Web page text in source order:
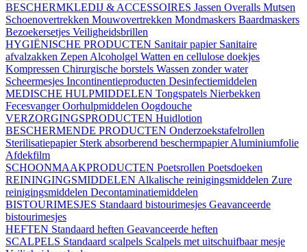
BESCHERMKLEDIJ & ACCESSOIRES Jassen Overalls Mutsen
Schoenovertrekken Mouwovertrekken Mondmaskers Baardmaskers
Bezoekersetjes Veiligheidsbrillen
HYGIËNISCHE PRODUCTEN Sanitair papier Sanitaire
afvalzakken Zepen Alcoholgel Watten en cellulose doekjes
Kompressen Chirurgische borstels Wassen zonder water
Scheermesjes Incontinentieproducten Desinfectiemiddelen
MEDISCHE HULPMIDDELEN Tongspatels Nierbekken
FecesvangerOorhulpmiddelen Oogdouche
VERZORGINGSPRODUCTEN Huidlotion
BESCHERMENDE PRODUCTEN Onderzoekstafelrollen
Sterilisatiepapier Sterk absorberend beschermpapierAluminiumfolie
Afdekfilm
SCHOONMAAKPRODUCTEN Poetsrollen Poetsdoeken
REININGINGSMIDDELEN Alkalische reinigingsmiddelen Zure
reinigingsmiddelen Decontaminatiemiddelen
BISTOURIMESJES Standaard bistourimesjes Geavanceerde
bistourimesjes
HEFTEN Standaard heften Geavanceerde heften
SCALPELS Standaard scalpels Scalpels met uitschuifbaar mesje